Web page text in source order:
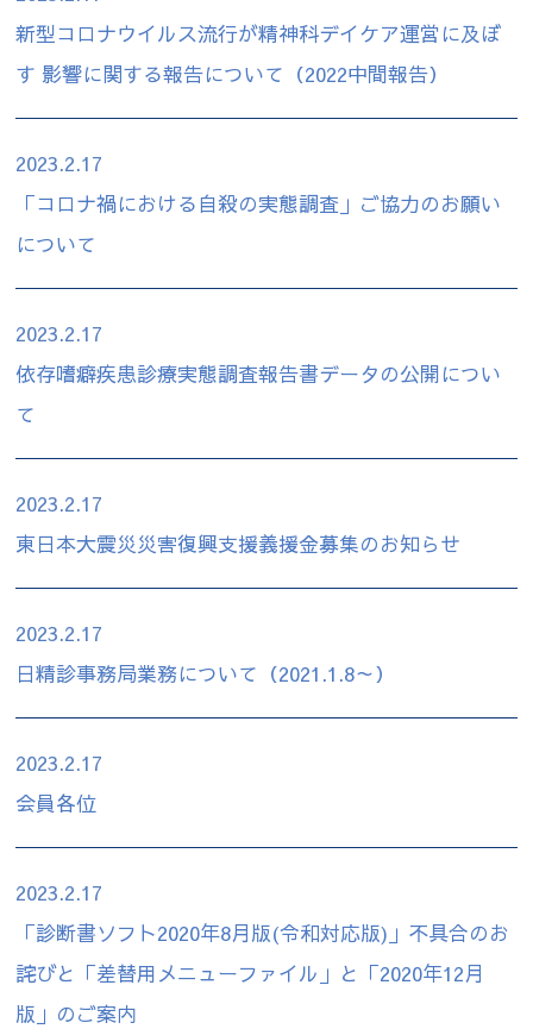
新型コロナウイルス流行が精神科デイケア運営に及ぼ
す 影響に関する報告について（2022中間報告）
2023.2.17
「コロナ禍における自殺の実態調査」ご協力のお願い
について
2023.2.17
依存嗜癖疾患診療実態調査報告書データの公開につい
て
2023.2.17
東日本大震災災害復興支援義援金募集のお知らせ
2023.2.17
日精診事務局業務について（2021.1.8～）
2023.2.17
会員各位
2023.2.17
「診断書ソフト2020年8月版(令和対応版)」不具合のお
詫びと「差替用メニューファイル」と「2020年12月
版」のご案内